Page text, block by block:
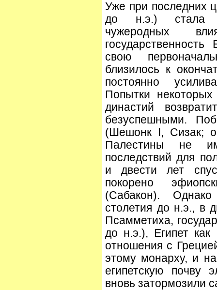
Уже при последних
до н.э.) стала
чужеродных
государственность
свою
близилось к
постоянно
Попытки
династий
безуспешными.
(Шешонк I, Сизак;
Палестины не
последствий для
и двести лет
покорено
(Сабакон).
столетия до н.э., в
Псамметиха,
до н.э.), Египет
отношения с
этому монарху, и
египетскую почву
вновь затормозили